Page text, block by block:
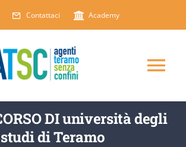
Contattaci Academy
DI università degli
studi di Teramo